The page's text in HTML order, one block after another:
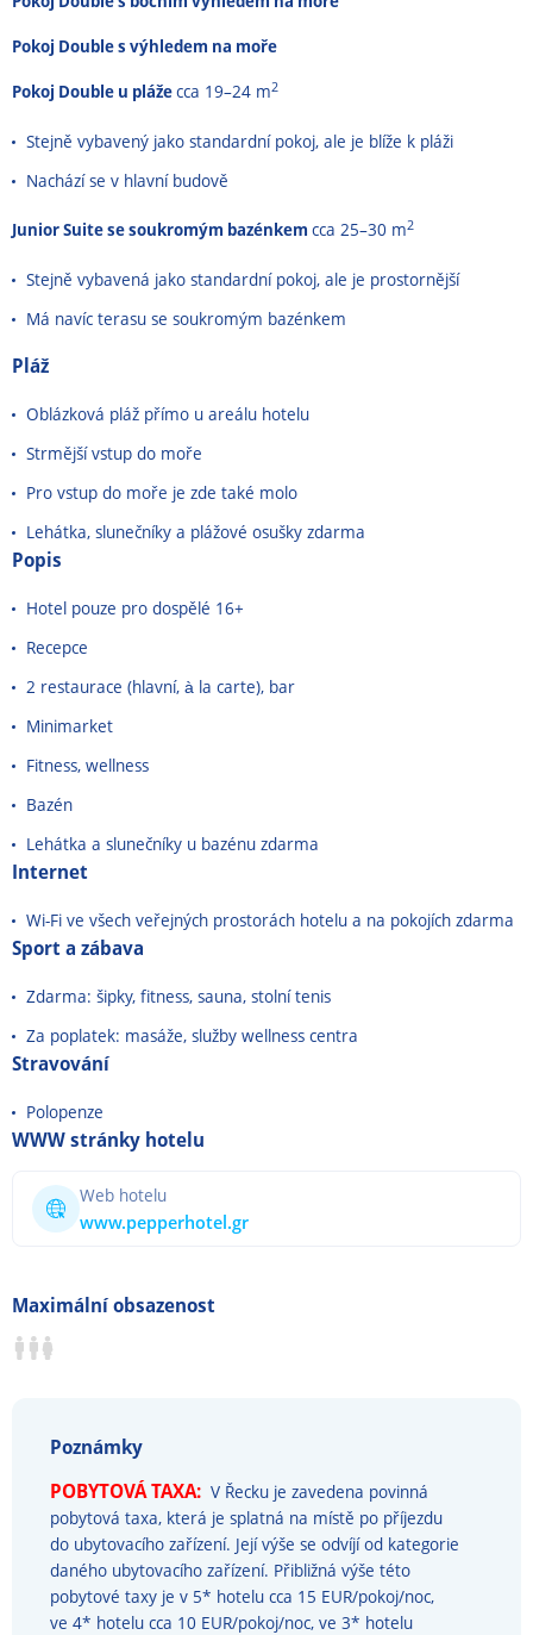
Pokoj Double s výhledem na moře
Pokoj Double u plážecca 19–24 m2
Stejně vybavený jako standardní pokoj, ale je blíže k pláži
Nachází se v hlavní budově
Junior Suite se soukromým bazénkem cca 25–30 m2
Stejně vybavená jako standardní pokoj, ale je prostornější
Má navíc terasu se soukromým bazénkem
Pláž
Oblázková pláž přímo u areálu hotelu
Strmější vstup do moře
Pro vstup do moře je zde také molo
Lehátka, slunečníky a plážové osušky zdarma
Popis
Hotel pouze pro dospělé 16+
Recepce
2 restaurace (hlavní, à la carte), bar
Minimarket
Fitness, wellness
Bazén
Lehátka a slunečníky u bazénu zdarma
Internet
Wi-Fi ve všech veřejných prostorách hotelu a na pokojích zdarma
Sport a zábava
Zdarma: šipky, fitness, sauna, stolní tenis
Za poplatek: masáže, služby wellness centra
Stravování
Polopenze
WWW stránky hotelu
Web hotelu
www.pepperhotel.gr
Maximální obsazenost
Poznámky
POBYTOVÁ TAXA: V Řecku je zavedena povinná
pobytová taxa, která je splatná na místě po příjezdu
do ubytovacího zařízení. Její výše se odvíjí od kategorie
daného ubytovacího zařízení. Přibližná výše této
pobytové taxy je v 5* hotelu cca 15 EUR/pokoj/noc,
ve 4* hotelu cca 10 EUR/pokoj/noc, ve 3* hotelu